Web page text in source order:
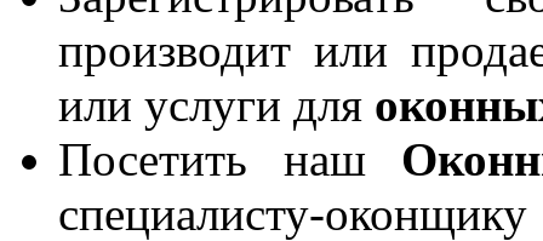
производит или
или услуги для
Посетить наш
специалисту-оконщику